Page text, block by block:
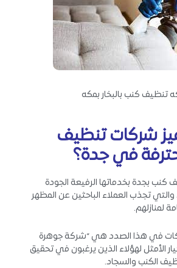
تنظيف كنب بالبخار بمكه
شركات تنظيف
في جدة؟
كنب بجدة بخدماتها الرفيعة الجودة
والتي تجذب العملاء الباحثين عن المظهر
لمنازلهم.
في هذا الصدد هي “شركة جوهرة
الأمثل لهؤلاء الذين يرغبون في تحقيق
الكنب والسجاد.